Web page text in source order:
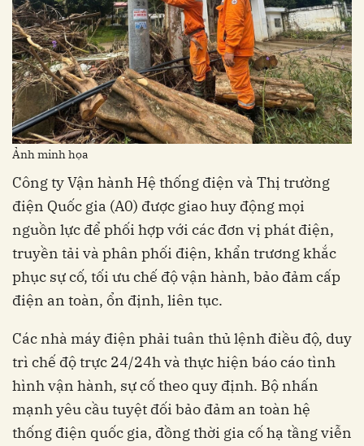
Ảnh minh họa
Công ty Vận hành Hệ thống điện và Thị trường
điện Quốc gia (A0) được giao huy động mọi
nguồn lực để phối hợp với các đơn vị phát điện,
truyền tải và phân phối điện, khẩn trương khắc
phục sự cố, tối ưu chế độ vận hành, bảo đảm cấp
điện an toàn, ổn định, liên tục.
Các nhà máy điện phải tuân thủ lệnh điều độ, duy
trì chế độ trực 24/24h và thực hiện báo cáo tình
hình vận hành, sự cố theo quy định. Bộ nhấn
mạnh yêu cầu tuyệt đối bảo đảm an toàn hệ
thống điện quốc gia, đồng thời gia cố hạ tầng viễn